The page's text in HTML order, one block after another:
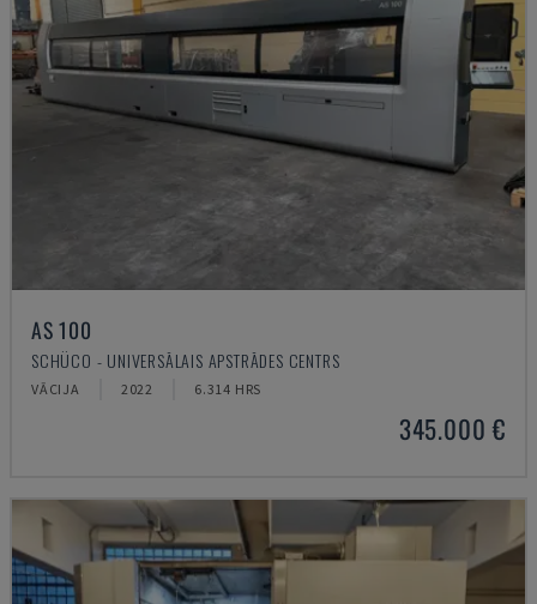
AS 100
SCHÜCO - UNIVERSĀLAIS APSTRĀDES CENTRS
VĀCIJA 2022 6.314 HRS
345.000 €